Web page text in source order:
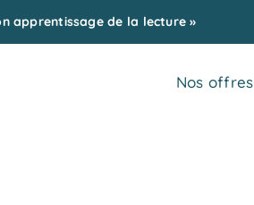
apprentissage de la lecture »
Nos offres